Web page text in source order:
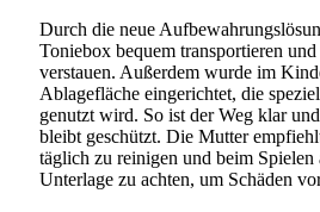
Durch die neue
Toniebox bequem transportieren und
verstauen. Außerdem wurde im
Ablagefläche eingerichtet, die
genutzt wird. So ist der Weg klar
bleibt geschützt. Die Mutter
täglich zu reinigen und beim Spielen
Unterlage zu achten, um Schäden